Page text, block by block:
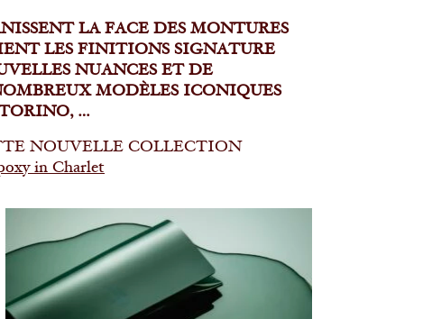
LA FACE DES MONTURES
LES FINITIONS SIGNATURE
NUANCES ET DE
MODÈLES ICONIQUES
…
NOUVELLE COLLECTION
in Charlet